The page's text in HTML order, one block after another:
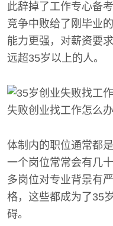
此辞掉了工作专心备
竞争中败给了刚毕业
能力更强，对薪资要
远超35岁以上的人。
体制内的职位通常都
一个岗位常常会有几
多岗位对专业背景有
格，这些都成为了35
碍。